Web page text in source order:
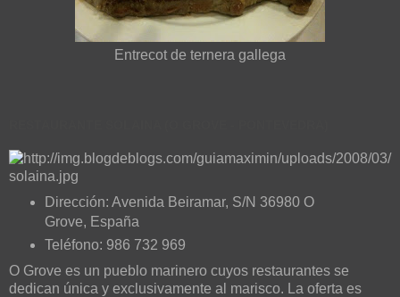
Entrecot de ternera gallega
Dirección: Avenida Beiramar, S/N 36980 O
Grove, España
Teléfono: 986 732 969
O Grove es un pueblo marinero cuyos restaurantes se
dedican única y exclusivamente al marisco. La oferta es